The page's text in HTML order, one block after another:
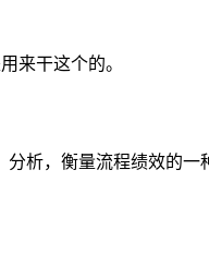
来干这个的。
分析，衡量流程绩效的